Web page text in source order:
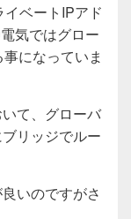
ベートIPアド
気ではグロー
になっていま
て、グローバ
リッジでルー
いのですがさ